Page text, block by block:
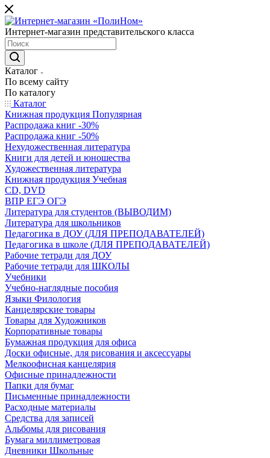
Интернет-магазин представительского класса
Каталог
По всему сайту
По каталогу
Каталог
Книжная продукция Популярная
Распродажа книг -30%
Распродажа книг -50%
Нехудожественная литература
Книги для детей и юношества
Художественная литература
Книжная продукция Учебная
CD, DVD
ВПР ЕГЭ ОГЭ
Литература для студентов (ВЫВОДИМ)
Литература для школьников
Педагогика в ДОУ (ДЛЯ ПРЕПОДАВАТЕЛЕЙ)
Педагогика в школе (ДЛЯ ПРЕПОДАВАТЕЛЕЙ)
Рабочие тетради для ДОУ
Рабочие тетради для ШКОЛЫ
Учебники
Учебно-наглядные пособия
Языки Филология
Канцелярские товары
Товары для Художников
Корпоративные товары
Бумажная продукция для офиса
Доски офисные, для рисования и аксессуары
Мелкоофисная канцелярия
Офисные принадлежности
Папки для бумаг
Письменные принадлежности
Расходные материалы
Средства для записей
Альбомы для рисования
Бумага миллиметровая
Дневники Школьные